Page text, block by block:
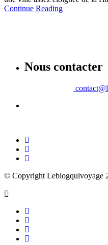
Continue Reading
Nous contacter
© Copyright Leblogquivoyage